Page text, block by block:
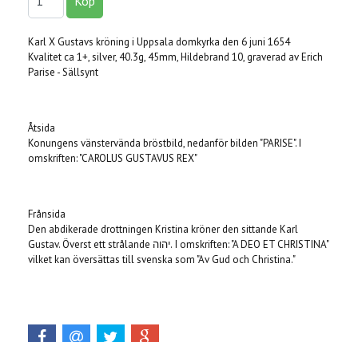
Karl X Gustavs kröning i Uppsala domkyrka den 6 juni 1654
Kvalitet ca 1+, silver, 40.3g, 45mm, Hildebrand 10, graverad av Erich
Parise - Sällsynt
Åtsida
Konungens vänstervända bröstbild, nedanför bilden "PARISE". I
omskriften: "CAROLUS GUSTAVUS REX"
Frånsida
Den abdikerade drottningen Kristina kröner den sittande Karl
Gustav. Överst ett strålande יהוה. I omskriften: "A DEO ET CHRISTINA"
vilket kan översättas till svenska som "Av Gud och Christina."